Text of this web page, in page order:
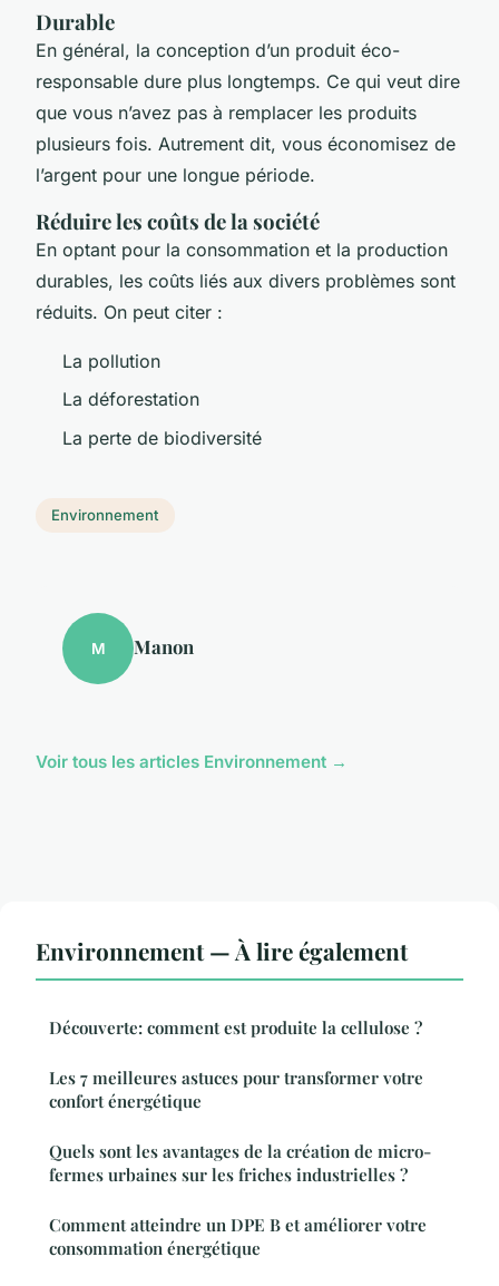
Durable
En général, la conception d’un produit éco-
responsable dure plus longtemps. Ce qui veut dire
que vous n’avez pas à remplacer les produits
plusieurs fois. Autrement dit, vous économisez de
l’argent pour une longue période.
Réduire les coûts de la société
En optant pour la consommation et la production
durables, les coûts liés aux divers problèmes sont
réduits. On peut citer :
La pollution
La déforestation
La perte de biodiversité
Environnement
M Manon
Voir tous les articles Environnement →
Environnement — À lire également
Découverte: comment est produite la cellulose ?
Les 7 meilleures astuces pour transformer votre
confort énergétique
Quels sont les avantages de la création de micro-
fermes urbaines sur les friches industrielles ?
Comment atteindre un DPE B et améliorer votre
consommation énergétique